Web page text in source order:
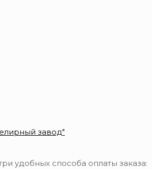
завод"
удобных способа оплаты заказа: